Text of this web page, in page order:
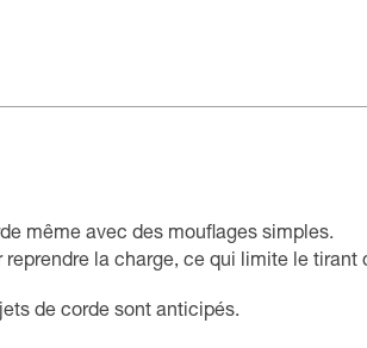
même avec des mouflages simples.
la charge, ce qui limite le tirant
de corde sont anticipés.